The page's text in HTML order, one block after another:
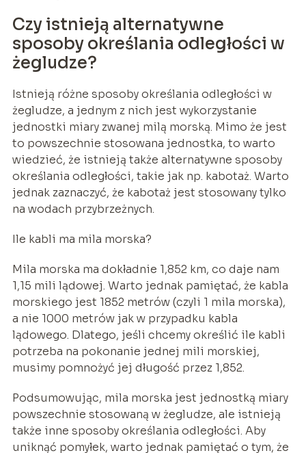
Czy istnieją alternatywne
sposoby określania odległości w
żegludze?
Istnieją różne sposoby określania odległości w
żegludze, a jednym z nich jest wykorzystanie
jednostki miary zwanej milą morską. Mimo że jest
to powszechnie stosowana jednostka, to warto
wiedzieć, że istnieją także alternatywne sposoby
określania odległości, takie jak np. kabotaż. Warto
jednak zaznaczyć, że kabotaż jest stosowany tylko
na wodach przybrzeżnych.
Ile kabli ma mila morska?
Mila morska ma dokładnie 1,852 km, co daje nam
1,15 mili lądowej. Warto jednak pamiętać, że kabla
morskiego jest 1852 metrów (czyli 1 mila morska),
a nie 1000 metrów jak w przypadku kabla
lądowego. Dlatego, jeśli chcemy określić ile kabli
potrzeba na pokonanie jednej mili morskiej,
musimy pomnożyć jej długość przez 1,852.
Podsumowując, mila morska jest jednostką miary
powszechnie stosowaną w żegludze, ale istnieją
także inne sposoby określania odległości. Aby
uniknąć pomyłek, warto jednak pamiętać o tym, że